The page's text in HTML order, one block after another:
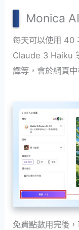
Monica
每天可以使用 40
Claude 3 Haiku
譯等，會於網頁
免費點數用完後